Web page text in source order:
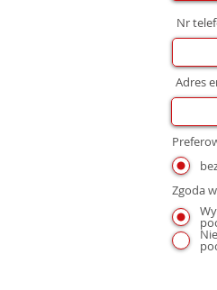
Nr
Adres